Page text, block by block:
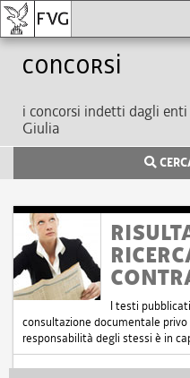
Concorsi
i concorsi indetti dagli
Giulia
I testi
consultazione documentale
responsabilità degli stessi è in